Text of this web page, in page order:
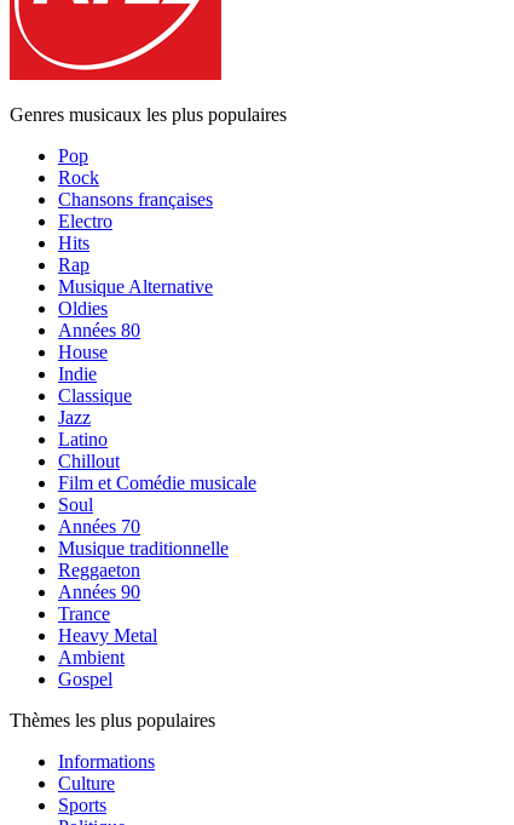
Genres musicaux les plus populaires
Pop
Rock
Chansons françaises
Electro
Hits
Rap
Musique Alternative
Oldies
Années 80
House
Indie
Classique
Jazz
Latino
Chillout
Film et Comédie musicale
Soul
Années 70
Musique traditionnelle
Reggaeton
Années 90
Trance
Heavy Metal
Ambient
Gospel
Thèmes les plus populaires
Informations
Culture
Sports